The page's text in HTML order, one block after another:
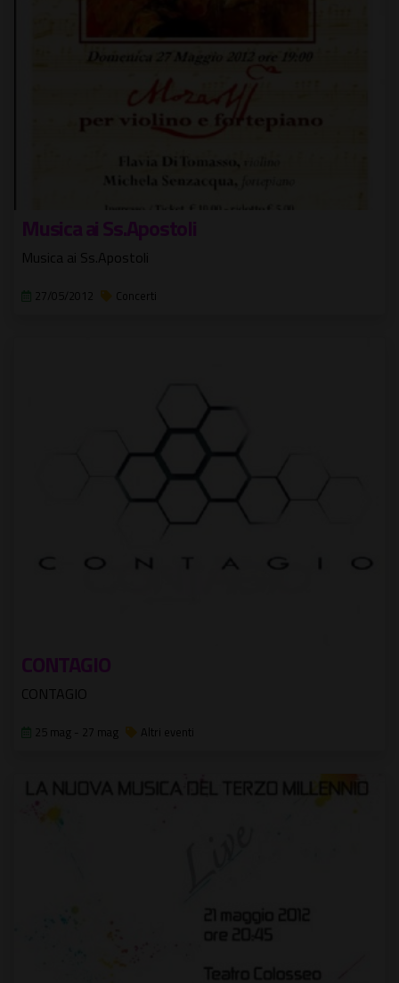
Musica ai Ss.Apostoli
Musica ai Ss.Apostoli
27/05/2012 Concerti
CONTAGIO
CONTAGIO
25 mag - 27 mag Altri eventi